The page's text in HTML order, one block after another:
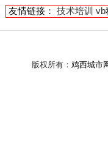
友情链接： 技术培训 vb
版权所有： 鸡西城市